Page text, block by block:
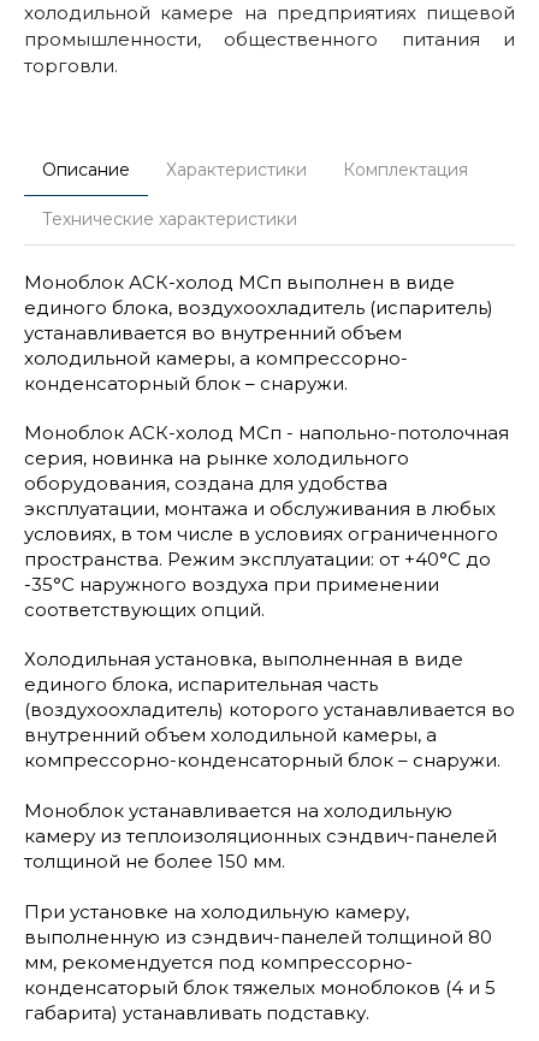
холодильной камере на предприятиях пищевой
промышленности, общественного питания и
торговли.
Описание Характеристики Комплектация
Технические характеристики
Моноблок АСК-холод МСп выполнен в виде
единого блока, воздухоохладитель (испаритель)
устанавливается во внутренний объем
холодильной камеры, а компрессорно-
конденсаторный блок – снаружи.
Моноблок АСК-холод МСп - напольно-потолочная
серия, новинка на рынке холодильного
оборудования, создана для удобства
эксплуатации, монтажа и обслуживания в любых
условиях, в том числе в условиях ограниченного
пространства. Режим эксплуатации: от +40°С до
-35°С наружного воздуха при применении
соответствующих опций.
Холодильная установка, выполненная в виде
единого блока, испарительная часть
(воздухоохладитель) которого устанавливается во
внутренний объем холодильной камеры, а
компрессорно-конденсаторный блок – снаружи.
Моноблок устанавливается на холодильную
камеру из теплоизоляционных сэндвич-панелей
толщиной не более 150 мм.
При установке на холодильную камеру,
выполненную из сэндвич-панелей толщиной 80
мм, рекомендуется под компрессорно-
конденсаторый блок тяжелых моноблоков (4 и 5
габарита) устанавливать подставку.